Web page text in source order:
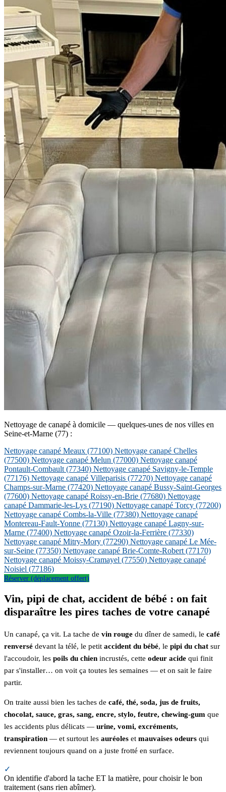
Nettoyage de canapé à domicile — quelques-unes de nos villes en
Seine-et-Marne (77) :
Nettoyage canapé Meaux (77100) Nettoyage canapé Chelles
(77500) Nettoyage canapé Melun (77000) Nettoyage canapé
Pontault-Combault(77340) Nettoyage canapé Savigny-le-Temple
(77176) Nettoyage canapé Villeparisis (77270) Nettoyage canapé
Champs-sur-Marne (77420) Nettoyage canapé Bussy-Saint-Georges
(77600) Nettoyage canapé Roissy-en-Brie (77680) Nettoyage
canapé Dammarie-les-Lys (77190) Nettoyage canapé Torcy (77200)
Nettoyage canapé Combs-la-Ville (77380) Nettoyage canapé
Montereau-Fault-Yonne (77130) Nettoyage canapé Lagny-sur-
Marne (77400) Nettoyage canapé Ozoir-la-Ferrière (77330)
Nettoyage canapé Mitry-Mory (77290) Nettoyage canapé Le Mée-
sur-Seine (77350) Nettoyage canapé Brie-Comte-Robert(77170)
Nettoyage canapé Moissy-Cramayel (77550) Nettoyage canapé
Noisiel (77186)
Réserver (déplacement offert)
Vin, pipi de chat, accident de bébé : on fait
disparaître les pires taches de votre canapé
Un canapé, ça vit. La tache de vin rouge du dîner de samedi, le café
renversé devant la télé, le petit accident du bébé, le pipi du chat sur
l'accoudoir, les poils du chien incrustés, cette odeur acide qui finit
par s'installer… on voit ça toutes les semaines — et on sait le faire
partir.
On traite aussi bien les taches de café, thé, soda, jus de fruits,
chocolat, sauce, gras, sang, encre, stylo, feutre, chewing-gum que
les accidents plus délicats — urine, vomi, excréments,
transpiration — et surtout les auréoles et mauvaises odeurs qui
reviennent toujours quand on a juste frotté en surface.
✓
On identifie d'abord la tache ET la matière, pour choisir le bon
traitement (sans rien abîmer).